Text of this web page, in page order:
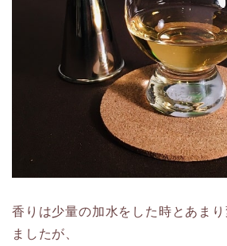
香りは少量の加水をした時とあま
ましたが、